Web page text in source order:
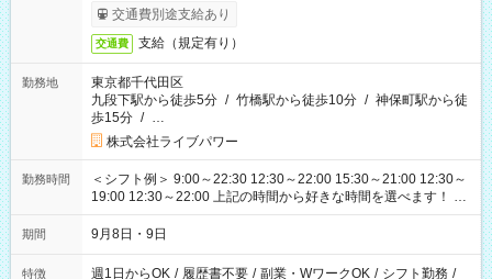
交通費別途支給あり
交通費 支給（規定有り）
勤務地
東京都千代田区
九段下駅から徒歩5分 / 竹橋駅から徒歩10分 / 神保町駅から徒
歩15分 / …
株式会社ライブパワー
勤務時間
＜シフト例＞ 9:00～22:30 12:30～22:00 15:30～21:00 12:30～
19:00 12:30～22:00 上記の時間から好きな時間を選べます！ ※
時間は変更となる可能性があります
期間 9月8日・9日
特徴 週1日からOK / 履歴書不要 / 副業・WワークOK / シフト勤務 /